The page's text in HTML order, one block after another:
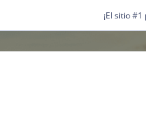
¡El sitio